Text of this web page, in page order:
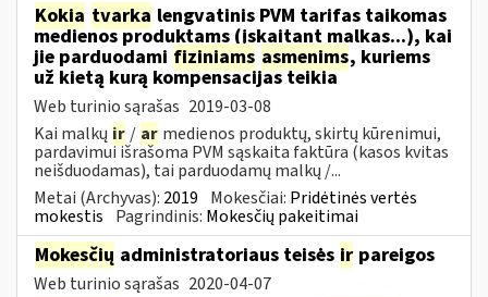
Kokia tvarka lengvatinis PVM tarifas taikomas
medienos produktams (įskaitant malkas...), kai
jie parduodami fiziniams asmenims, kuriems
už kietą kurą kompensacijas teikia
Web turinio sąrašas 2019-03-08
Kai malkų ir / ar medienos produktų, skirtų kūrenimui,
pardavimui išrašoma PVM sąskaita faktūra (kasos kvitas
neišduodamas), tai parduodamų malkų /...
Metai (Archyvas): 2019 Mokesčiai: Pridėtinės vertės
mokestis Pagrindinis: Mokesčių pakeitimai
Mokesčių administratoriaus teisės ir pareigos
Web turinio sąrašas 2020-04-07